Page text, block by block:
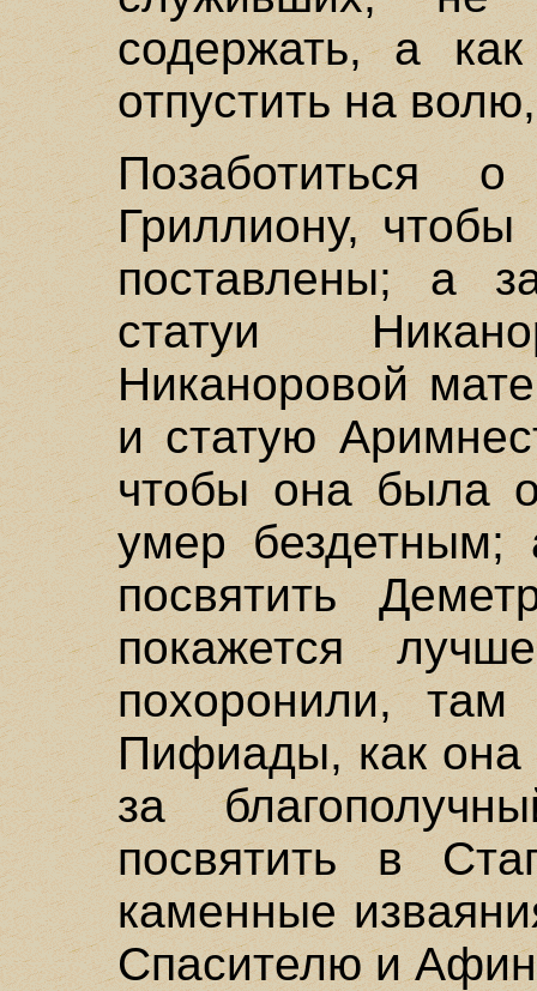
содержать, а
отпустить на
Позаботиться о
Гриллиону,
поставлены; а
статуи
Никаноровой
и статую
чтобы она была
умер бездетным;
посвятить
покажется
похоронили,
Пифиады, как она
за
посвятить в
каменные
Спасителю и